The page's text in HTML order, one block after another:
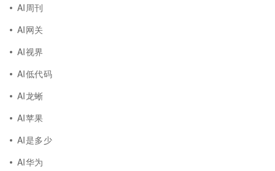
AI周刊
AI网关
AI视界
AI低代码
AI龙蜥
AI苹果
AI是多少
AI华为